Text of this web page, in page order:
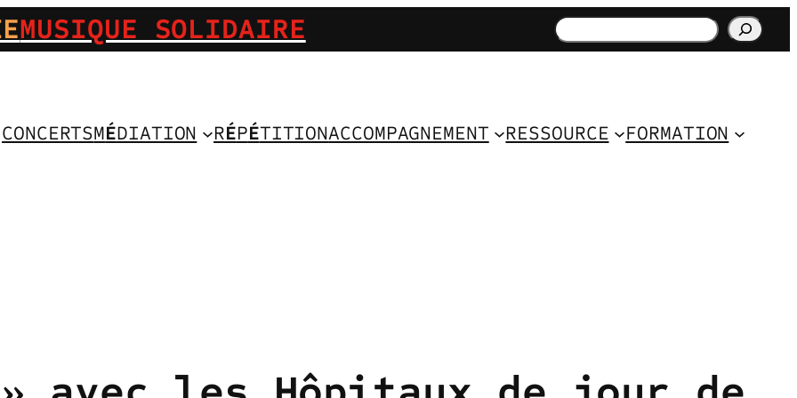
MUSIQUE SOLIDAIRE Rechercher
CONCERTSMÉDIATION RÉPÉTITIONACCOMPAGNEMENT RESSOURCE FORMATION